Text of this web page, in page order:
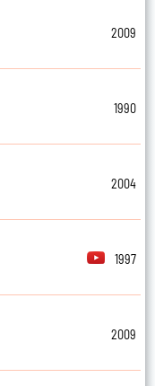
2009
1990
2004
1997
2009